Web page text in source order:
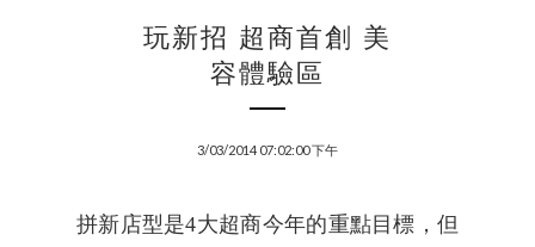
玩新招 超商首創 美
容體驗區
3/03/2014 07:02:00 下午
拼新店型是4大超商今年的重點目標，但